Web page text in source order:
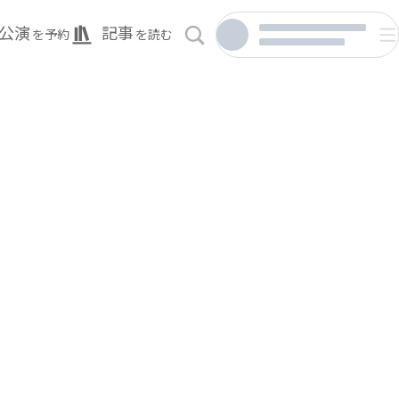
公演 を予約 記事 を読む